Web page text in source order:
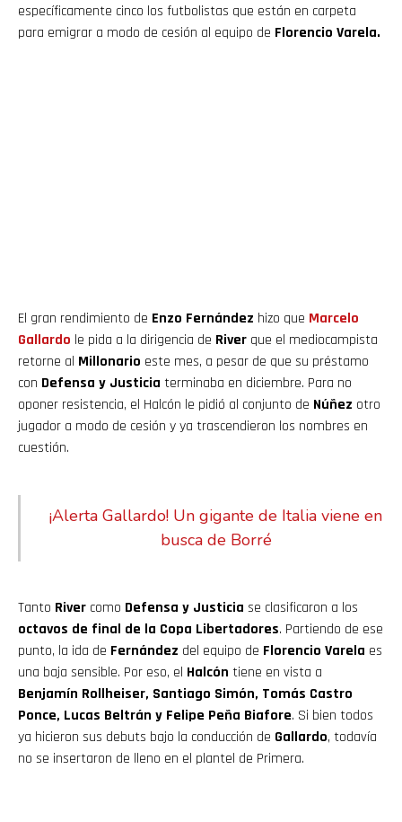
específicamente cinco los futbolistas que están en carpeta
para emigrar a modo de cesión al equipo de Florencio Varela.
El gran rendimiento de Enzo Fernández hizo que Marcelo
Gallardo le pida a la dirigencia de River que el mediocampista
retorne al Millonario este mes, a pesar de que su préstamo
con Defensa y Justicia terminaba en diciembre. Para no
oponer resistencia, el Halcón le pidió al conjunto de Núñez otro
jugador a modo de cesión y ya trascendieron los nombres en
cuestión.
¡Alerta Gallardo! Un gigante de Italia viene en
busca de Borré
Tanto River como Defensa y Justicia se clasificaron a los
octavos de final de la Copa Libertadores. Partiendo de ese
punto, la ida de Fernández del equipo de Florencio Varela es
una baja sensible. Por eso, el Halcón tiene en vista a
Benjamín Rollheiser, Santiago Simón, Tomás Castro
Ponce, Lucas Beltrán y Felipe Peña Biafore. Si bien todos
ya hicieron sus debuts bajo la conducción de Gallardo, todavía
no se insertaron de lleno en el plantel de Primera.